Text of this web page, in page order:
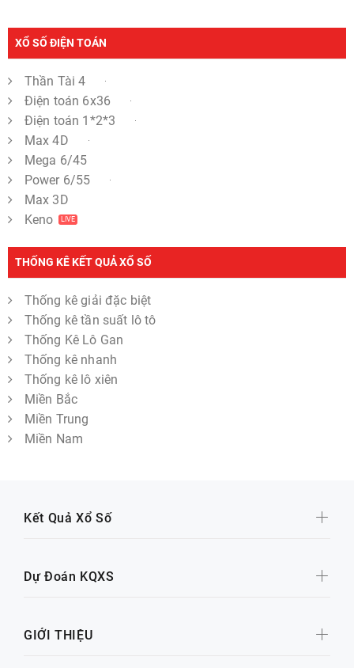
XỔ SỐ ĐIỆN TOÁN
Thần Tài 4
Điện toán 6x36
Điện toán 1*2*3
Max 4D
Mega 6/45
Power 6/55
Max 3D
Keno
LIVE
THỐNG KÊ KẾT QUẢ XỔ SỐ
Thống kê giải đặc biệt
Thống kê tần suất lô tô
Thống Kê Lô Gan
Thống kê nhanh
Thống kê lô xiên
Miền Bắc
Miền Trung
Miền Nam
Kết Quả Xổ Số
Dự Đoán KQXS
GIỚI THIỆU